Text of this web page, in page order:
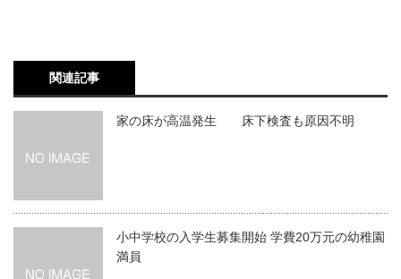
関連記事
家の床が高温発生 床下検査も原因不明
小中学校の入学生募集開始 学費20万元の幼稚園
満員